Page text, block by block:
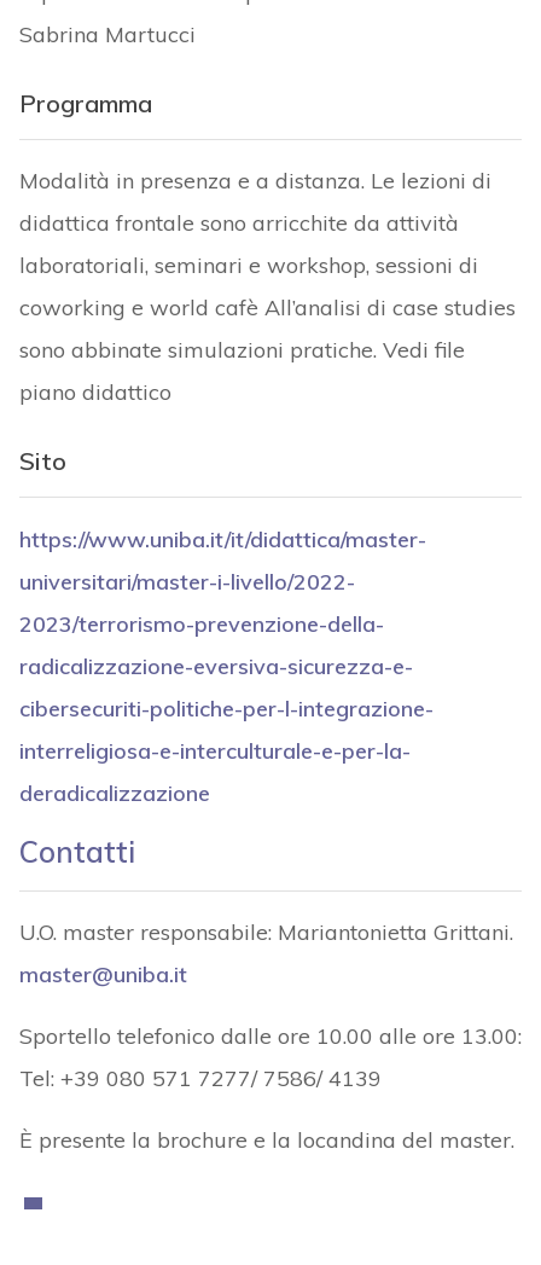
Sabrina Martucci
Programma
Modalità in presenza e a distanza. Le lezioni di
didattica frontale sono arricchite da attività
laboratoriali, seminari e workshop, sessioni di
coworking e world cafè All’analisi di case studies
sono abbinate simulazioni pratiche. Vedi file
piano didattico
Sito
https://www.uniba.it/it/didattica/master-
universitari/master-i-livello/2022-
2023/terrorismo-prevenzione-della-
radicalizzazione-eversiva-sicurezza-e-
cibersecuriti-politiche-per-l-integrazione-
interreligiosa-e-interculturale-e-per-la-
deradicalizzazione
Contatti
U.O. master responsabile: Mariantonietta Grittani.
master@uniba.it
Sportello telefonico dalle ore 10.00 alle ore 13.00:
Tel: +39 080 571 7277/ 7586/ 4139
È presente la brochure e la locandina del master.